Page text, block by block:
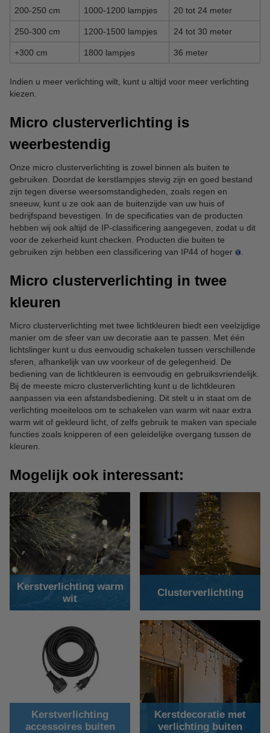
200-250 cm 1000-1200 lampjes 20 tot 24 meter
250-300 cm 1200-1500 lampjes 24 tot 30 meter
+300 cm 1800 lampjes 36 meter
Indien u meer verlichting wilt, kunt u altijd voor meer verlichting
kiezen.
Micro clusterverlichting is
weerbestendig
Onze micro clusterverlichting is zowel binnen als buiten te
gebruiken. Doordat de kerstlampjes stevig zijn en goed bestand
zijn tegen diverse weersomstandigheden, zoals regen en
sneeuw, kunt u ze ook aan de buitenzijde van uw huis of
bedrijfspand bevestigen. In de specificaties van de producten
hebben wij ook altijd de IP-classificering aangegeven, zodat u dit
voor de zekerheid kunt checken. Producten die buiten te
gebruiken zijn hebben een classificering van IP44 of hoger
Micro clusterverlichting in twee
kleuren
Micro clusterverlichting met twee lichtkleuren biedt een veelzijdige
manier om de sfeer van uw decoratie aan te passen. Met één
lichtslinger kunt u dus eenvoudig schakelen tussen verschillende
sferen, afhankelijk van uw voorkeur of de gelegenheid. De
bediening van de lichtkleuren is eenvoudig en gebruiksvriendelijk.
Bij de meeste micro clusterverlichting kunt u de lichtkleuren
aanpassen via een afstandsbediening. Dit stelt u in staat om de
verlichting moeiteloos om te schakelen van warm wit naar extra
warm wit of gekleurd licht, of zelfs gebruik te maken van speciale
functies zoals knipperen of een geleidelijke overgang tussen de
kleuren.
Mogelijk ook interessant:
Kerstverlichting warm
wit
Clusterverlichting
Kerstverlichting
accessoires buiten
Kerstdecoratie met
verlichting buiten